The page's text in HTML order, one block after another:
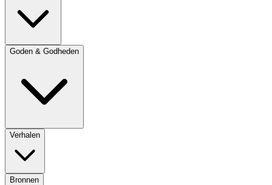
Goden & Godheden
Verhalen
Bronnen